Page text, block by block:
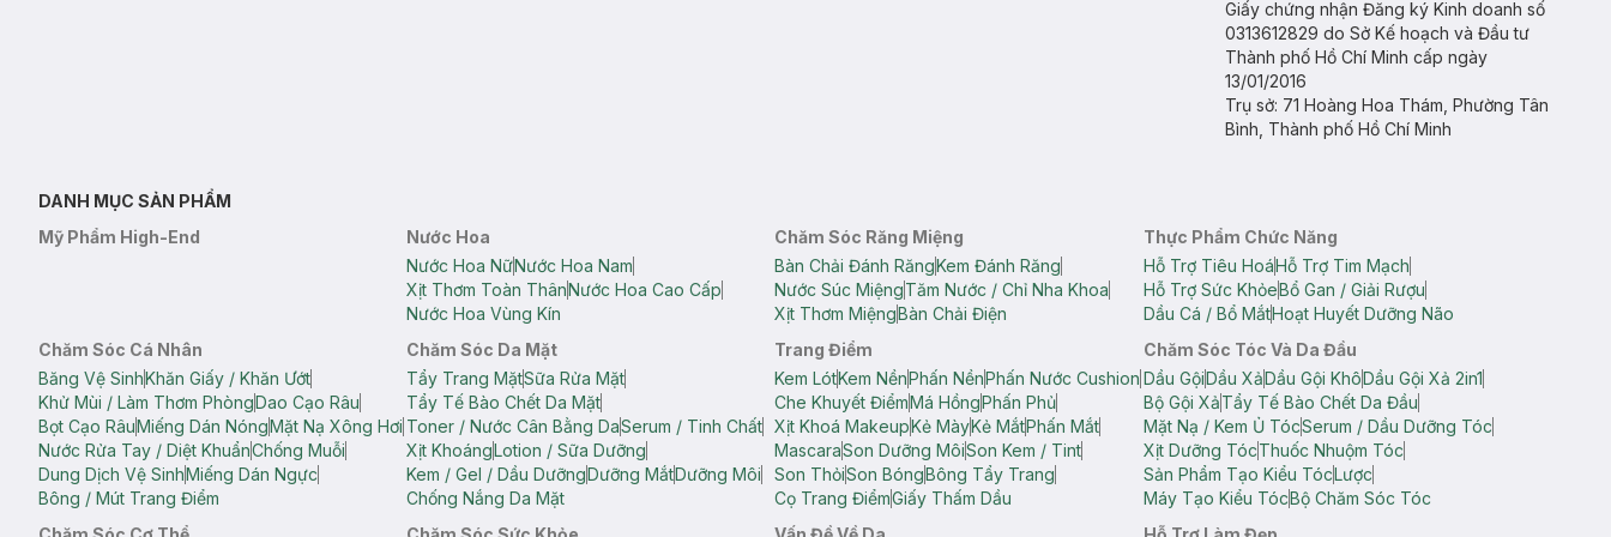
Giấy chứng nhận Đăng ký Kinh doanh số
0313612829 do Sở Kế hoạch và Đầu tư
Thành phố Hồ Chí Minh cấp ngày
13/01/2016
Trụ sở: 71 Hoàng Hoa Thám, Phường Tân
Bình, Thành phố Hồ Chí Minh
DANH MỤC SẢN PHẨM
Mỹ Phẩm High-End
Nước Hoa
Nước Hoa NữNước Hoa Nam
Xịt Thơm Toàn ThânNước Hoa Cao Cấp
Nước Hoa Vùng Kín
Chăm Sóc Răng Miệng
Bàn Chải Đánh RăngKem Đánh Răng
Nước Súc MiệngTăm Nước / Chỉ Nha Khoa
Xịt Thơm MiệngBàn Chải Điện
Thực Phẩm Chức Năng
Hỗ Trợ Tiêu HoáHỗ Trợ Tim Mạch
Hỗ Trợ Sức KhỏeBổ Gan / Giải Rượu
Dầu Cá / Bổ MắtHoạt Huyết Dưỡng Não
Chăm Sóc Cá Nhân
Băng Vệ SinhKhăn Giấy / Khăn Ướt
Khử Mùi / Làm Thơm PhòngDao Cạo Râu
Bọt Cạo RâuMiếng Dán NóngMặt Nạ Xông Hơi
Nước Rửa Tay / Diệt KhuẩnChống Muỗi
Dung Dịch Vệ SinhMiếng Dán Ngực
Bông / Mút Trang Điểm
Chăm Sóc Da Mặt
Tẩy Trang MặtSữa Rửa Mặt
Tẩy Tế Bào Chết Da Mặt
Toner / Nước Cân Bằng DaSerum / Tinh Chất
Xịt KhoángLotion / Sữa Dưỡng
Kem / Gel / Dầu DưỡngDưỡng MắtDưỡng Môi
Chống Nắng Da Mặt
Trang Điểm
Kem LótKem NềnPhấn NềnPhấn Nước Cushion
Che Khuyết ĐiểmMá HồngPhấn Phủ
Xịt Khoá MakeupKẻ MàyKẻ MắtPhấn Mắt
MascaraSon Dưỡng MôiSon Kem / Tint
Son ThỏiSon BóngBông Tẩy Trang
Cọ Trang ĐiểmGiấy Thấm Dầu
Chăm Sóc Tóc Và Da Đầu
Dầu GộiDầu XảDầu Gội KhôDầu Gội Xả 2in1
Bộ Gội XảTẩy Tế Bào Chết Da Đầu
Mặt Nạ / Kem Ủ TócSerum / Dầu Dưỡng Tóc
Xịt Dưỡng TócThuốc Nhuộm Tóc
Sản Phẩm Tạo Kiểu TócLược
Máy Tạo Kiểu TócBộ Chăm Sóc Tóc